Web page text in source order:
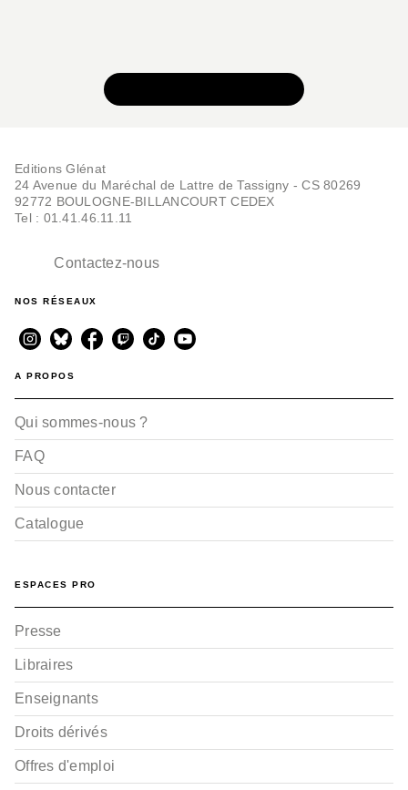
Editions Glénat
24 Avenue du Maréchal de Lattre de Tassigny - CS 80269
92772 BOULOGNE-BILLANCOURT CEDEX
Tel : 01.41.46.11.11
Contactez-nous
NOS RÉSEAUX
A PROPOS
Qui sommes-nous ?
FAQ
Nous contacter
Catalogue
ESPACES PRO
Presse
Libraires
Enseignants
Droits dérivés
Offres d'emploi